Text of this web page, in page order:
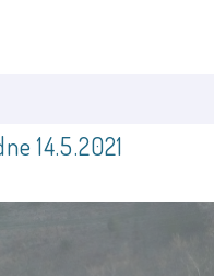
14.5.2021